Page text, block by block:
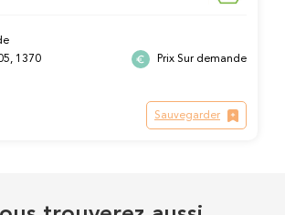
1370
Prix Sur demande
Sauvegarder